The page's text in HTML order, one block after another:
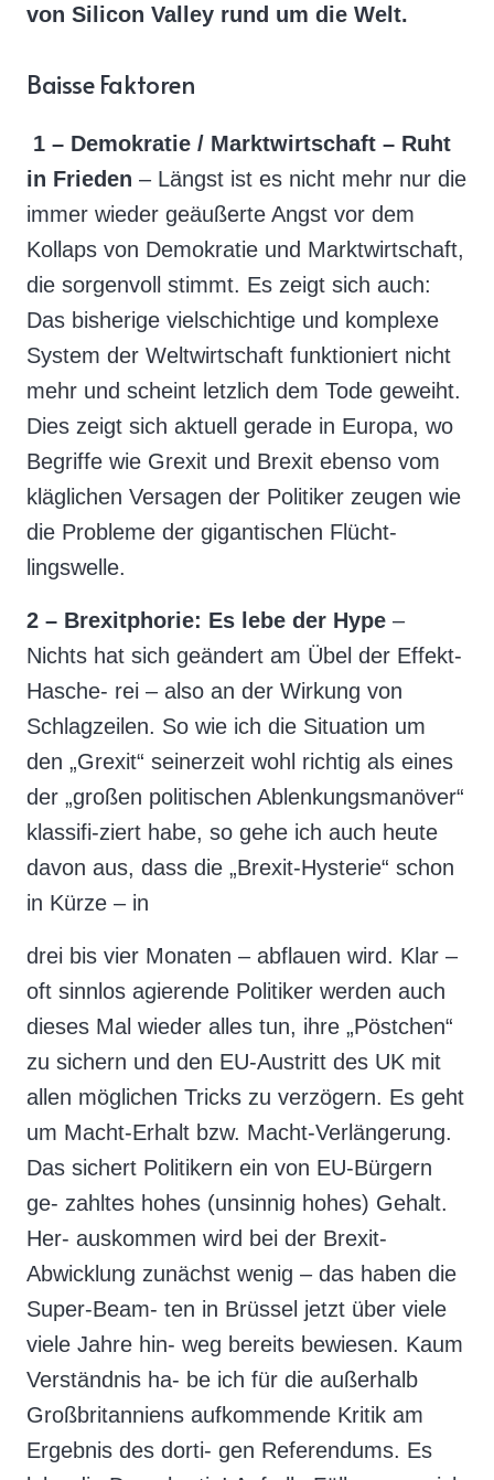
von Silicon Valley rund um die Welt.
Baisse Faktoren
1 – Demokratie / Marktwirtschaft – Ruht
in Frieden – Längst ist es nicht mehr nur die
immer wieder geäußerte Angst vor dem
Kollaps von Demokratie und Marktwirtschaft,
die sorgenvoll stimmt. Es zeigt sich auch:
Das bisherige vielschichtige und komplexe
System der Weltwirtschaft funktioniert nicht
mehr und scheint letzlich dem Tode geweiht.
Dies zeigt sich aktuell gerade in Europa, wo
Begriffe wie Grexit und Brexit ebenso vom
kläglichen Versagen der Politiker zeugen wie
die Probleme der gigantischen Flücht-
lingswelle.
2 – Brexitphorie: Es lebe der Hype –
Nichts hat sich geändert am Übel der Effekt-
Hasche- rei – also an der Wirkung von
Schlagzeilen. So wie ich die Situation um
den „Grexit“ seinerzeit wohl richtig als eines
der „großen politischen Ablenkungsmanöver“
klassifi-ziert habe, so gehe ich auch heute
davon aus, dass die „Brexit-Hysterie“ schon
in Kürze – in
drei bis vier Monaten – abflauen wird. Klar –
oft sinnlos agierende Politiker werden auch
dieses Mal wieder alles tun, ihre „Pöstchen“
zu sichern und den EU-Austritt des UK mit
allen möglichen Tricks zu verzögern. Es geht
um Macht-Erhalt bzw. Macht-Verlängerung.
Das sichert Politikern ein von EU-Bürgern
ge- zahltes hohes (unsinnig hohes) Gehalt.
Her- auskommen wird bei der Brexit-
Abwicklung zunächst wenig – das haben die
Super-Beam- ten in Brüssel jetzt über viele
viele Jahre hin- weg bereits bewiesen. Kaum
Verständnis ha- be ich für die außerhalb
Großbritanniens aufkommende Kritik am
Ergebnis des dorti- gen Referendums. Es